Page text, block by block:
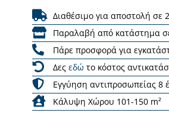
Διαθέσιμο για αποστολή σε
Παραλαβή από κατάστημα
Πάρε προσφορά για
Δες εδώ το κόστος
Εγγύηση αντιπροσωπείας 8
Κάλυψη Χώρου 101-150 m²